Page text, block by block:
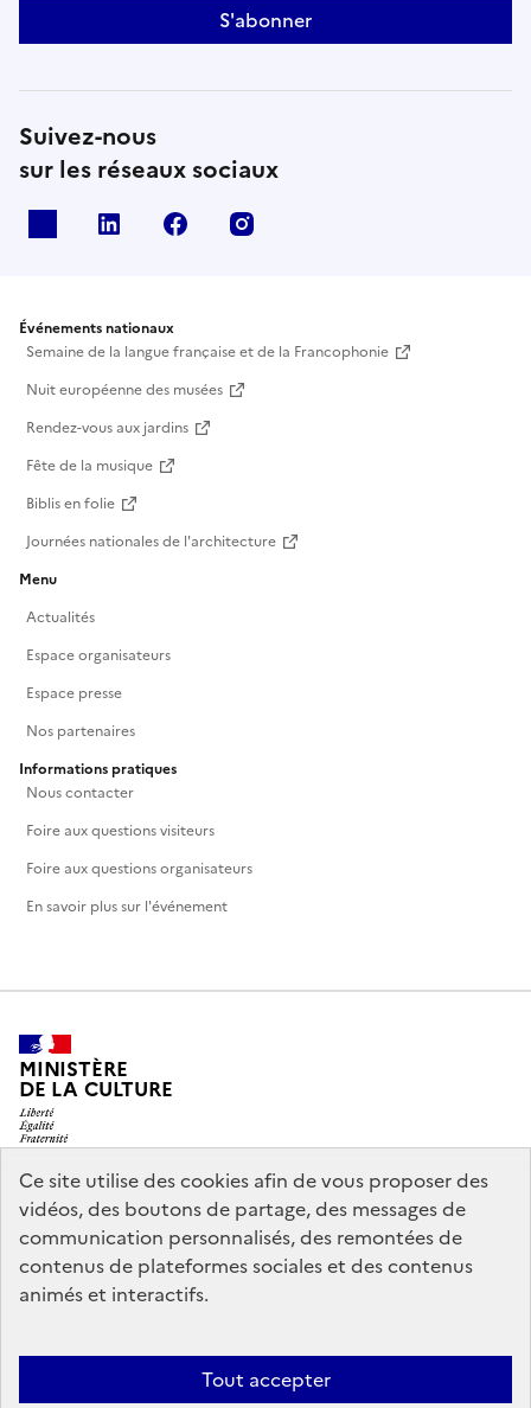
Ce site utilise des cookies afin de vous proposer des
vidéos, des boutons de partage, des messages de
communication personnalisés, des remontées de
contenus de plateformes sociales et des contenus
animés et interactifs.
Tout accepter
S'abonner
Suivez-nous
sur les réseaux sociaux
Linkedin Facebook
Événements nationaux
Semaine de la langue française et de la Francophonie
Nuit européenne des musées
Rendez-vous aux jardins
Fête de la musique
Biblis en folie
Journées nationales de l'architecture
Menu
Actualités
Espace organisateurs
Espace presse
Nos partenaires
Informations pratiques
Nous contacter
Foire aux questions visiteurs
Foire aux questions organisateurs
En savoir plus sur l'événement
MINISTÈRE
DE LA CULTURE
legifrance.gouv.fr
info.gouv.fr
service-public.gouv.fr
data.gouv.fr
Mentions légales